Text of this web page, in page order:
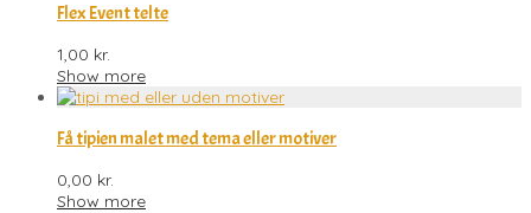
Flex Event telte
1,00 kr.
Show more
Få tipien malet med tema eller motiver
0,00 kr.
Show more